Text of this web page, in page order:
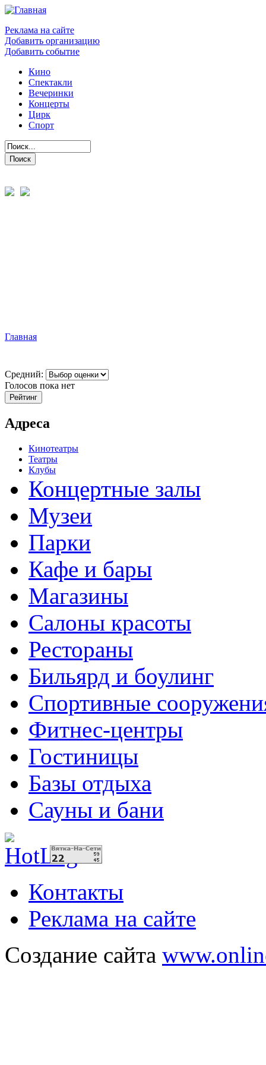
Реклама на сайте
Добавить организацию
Добавить событие
Кино
Спектакли
Вечеринки
Концерты
Цирк
Спорт
Главная
Средний:
Голосов пока нет
Адреса
Кинотеатры
Театры
Клубы
Концертные залы
Музеи
Парки
Кафе и бары
Магазины
Салоны красоты
Рестораны
Бильярд и боулинг
Спортивные
Фитнес-центры
Гостиницы
Базы отдыха
Сауны и бани
Контакты
Реклама на сайте
Создание сайта